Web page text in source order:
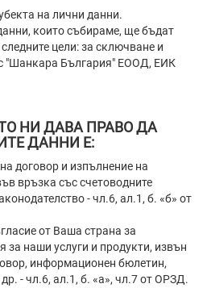
на лични данни.
които събираме, ще бъдат
цели: за сключване и
"Шанкара България" ЕООД, ЕИК
НИ ДАВА ПРАВО ДА
ДАННИ Е:
договор и изпълнение на
връзка със счетоводните
- чл.6, ал.1, б. «б» от
от Ваша страна за
наши услуги и продукти, извън
информационен бюлетин,
- чл.6, ал.1, б. «а», чл.7 от ОРЗД.